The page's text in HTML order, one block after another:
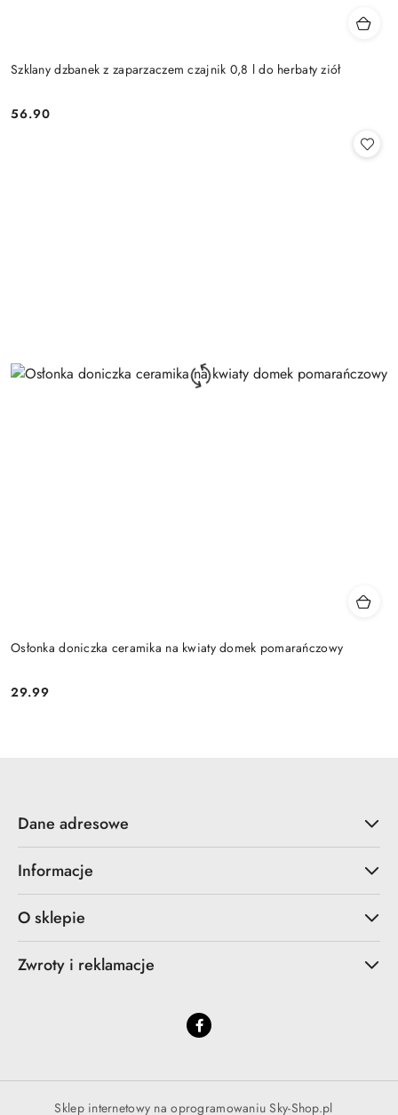
Szklany dzbanek z zaparzaczem czajnik 0,8 l do herbaty ziół
Cena:
56.90
Osłonka doniczka ceramika na kwiaty domek pomarańczowy
Cena:
29.99
Dane adresowe
Informacje
O sklepie
Zwroty i reklamacje
Sklep internetowy na oprogramowaniu Sky-Shop.pl